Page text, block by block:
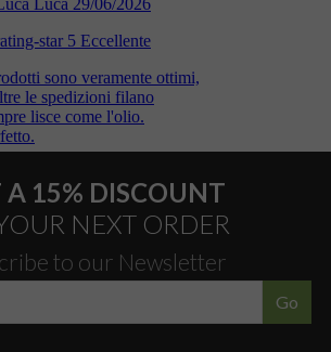
A 15% DISCOUNT
NEXT ORDER
to our Newsletter
Go